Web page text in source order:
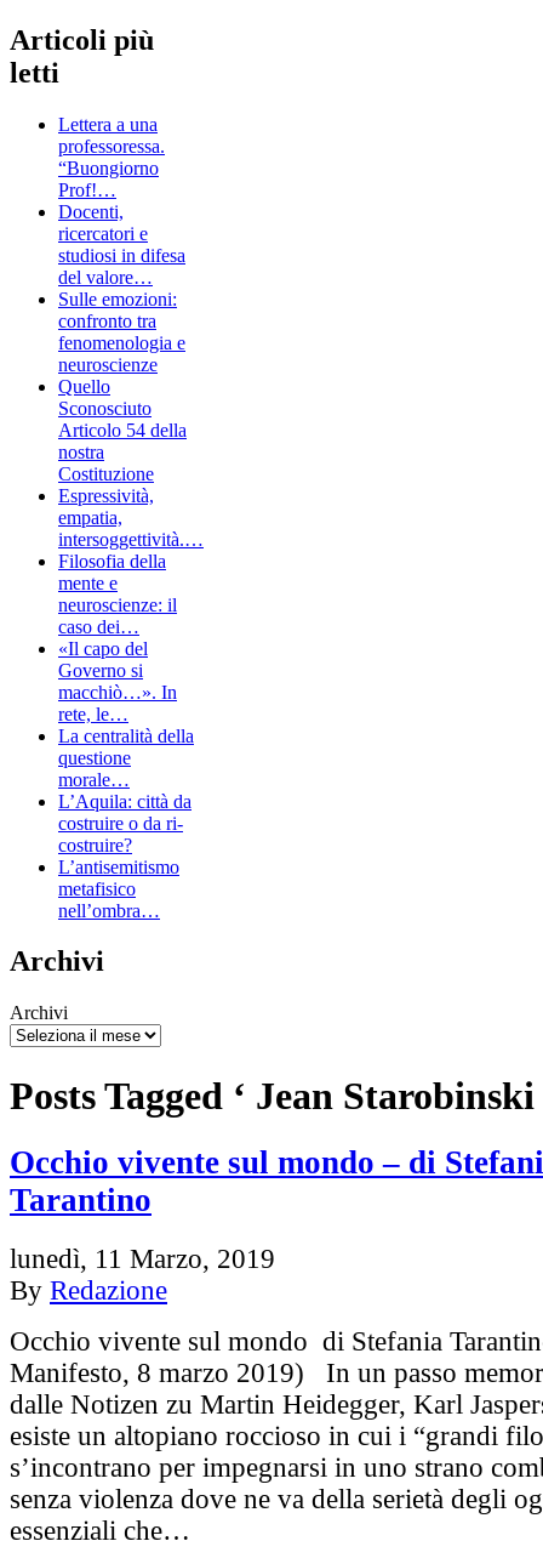
Articoli più
letti
Lettera a una
professoressa.
“Buongiorno
Prof!…
Docenti,
ricercatori e
studiosi in difesa
del valore…
Sulle emozioni:
confronto tra
fenomenologia e
neuroscienze
Quello
Sconosciuto
Articolo 54 della
nostra
Costituzione
Espressività,
empatia,
intersoggettività.…
Filosofia della
mente e
neuroscienze: il
caso dei…
«Il capo del
Governo si
macchiò…». In
rete, le…
La centralità della
questione
morale…
L’Aquila: città da
costruire o da ri-
costruire?
L’antisemitismo
metafisico
nell’ombra…
Archivi
Archivi
Posts Tagged ‘ Jean Starobinski
Occhio vivente sul mondo – di
Tarantino
lunedì, 11 Marzo, 2019
By Redazione
Occhio vivente sul mondo di Stefania
Manifesto, 8 marzo 2019) In un passo
dalle Notizen zu Martin Heidegger, Karl
esiste un altopiano roccioso in cui i “grandi
s’incontrano per impegnarsi in uno strano
senza violenza dove ne va della serietà degli
essenziali che…